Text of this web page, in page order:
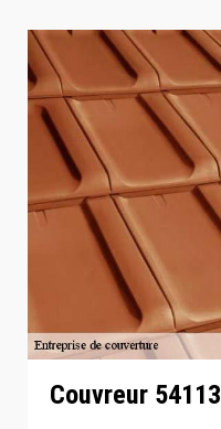
Couvreur